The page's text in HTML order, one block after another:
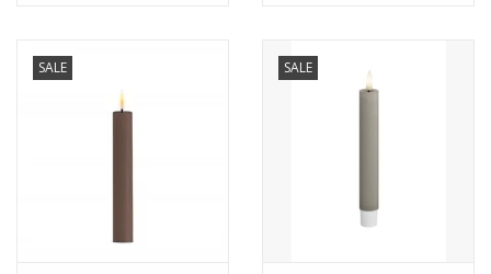
SALE SALE